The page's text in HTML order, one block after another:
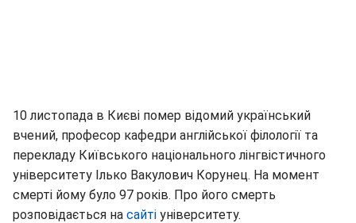
10 листопада в Києві помер відомий український
вчений, професор кафедри англійської філології та
перекладу Київського національного лінгвістичного
університету Ілько Вакулович Корунец. На момент
смерті йому було 97 років. Про його смерть
розповідається на сайті університету.